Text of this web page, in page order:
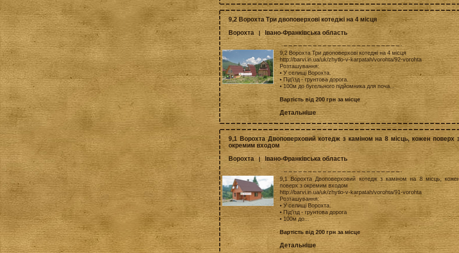
9,2 Ворохта Три двоповерхові котеджі на 4 місця
Ворохта |Івано-Франківська область
9,2 Ворохта Три двоповерхові котеджі на 4 місця
http://barvi.in.ua/uk/zhytlo-v-karpatah/vorohta/92-vorohta
Розташування:
• У селищі Ворохта.
• Під'їзд - грунтова дорога.
• 100м до бугельного підйомника для поча...
Вартість від 200 грн за місце
Детальніше
9,1 Ворохта Двоповерховий котедж з каміном на 8 місць, кожен поверх
окремим входом
Ворохта | Івано-Франківська область
9,1 Ворохта Двоповерховий котедж з каміном на 8 місць,
поверх з окремим входом
http://barvi.in.ua/uk/zhytlo-v-karpatah/vorohta/91-vorohta
Розташування:
• У селищі Ворохта.
• Під'їзд - грунтова дорога
• 100м до...
Вартість від 200 грн за місце
Детальніше